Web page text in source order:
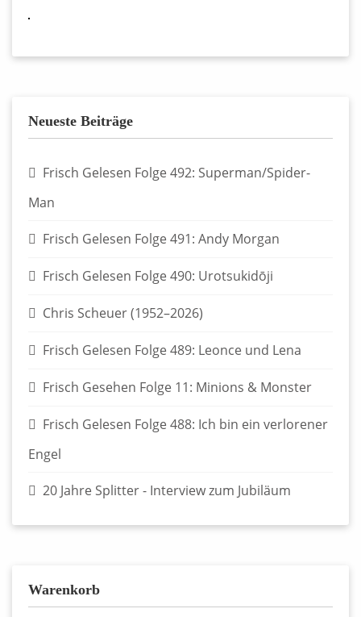
Neueste Beiträge
Frisch Gelesen Folge 492: Superman/Spider-
Man
Frisch Gelesen Folge 491: Andy Morgan
Frisch Gelesen Folge 490: Urotsukidōji
Chris Scheuer (1952–2026)
Frisch Gelesen Folge 489: Leonce und Lena
Frisch Gesehen Folge 11: Minions & Monster
Frisch Gelesen Folge 488: Ich bin ein verlorener
Engel
20 Jahre Splitter - Interview zum Jubiläum
Warenkorb